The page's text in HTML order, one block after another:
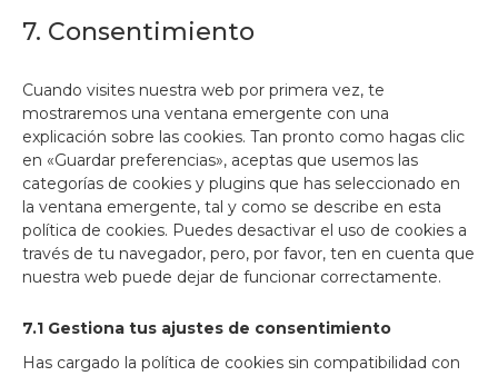
7. Consentimiento
Cuando visites nuestra web por primera vez, te
mostraremos una ventana emergente con una
explicación sobre las cookies. Tan pronto como hagas clic
en «Guardar preferencias», aceptas que usemos las
categorías de cookies y plugins que has seleccionado en
la ventana emergente, tal y como se describe en esta
política de cookies. Puedes desactivar el uso de cookies a
través de tu navegador, pero, por favor, ten en cuenta que
nuestra web puede dejar de funcionar correctamente.
7.1 Gestiona tus ajustes de consentimiento
Has cargado la política de cookies sin compatibilidad con